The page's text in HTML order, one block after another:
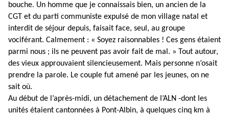
bouche. Un homme que je connaissais bien, un ancien de la
CGT et du parti communiste expulsé de mon village natal et
interdit de séjour depuis, faisait face, seul, au groupe
vociférant. Calmement : « Soyez raisonnables ! Ces gens étaient
parmi nous ; ils ne peuvent pas avoir fait de mal. » Tout autour,
des vieux approuvaient silencieusement. Mais personne n’osait
prendre la parole. Le couple fut amené par les jeunes, on ne
sait où.
Au début de l’après-midi, un détachement de l’ALN -dont les
unités étaient cantonnées à Pont-Albin, à quelques cinq km à